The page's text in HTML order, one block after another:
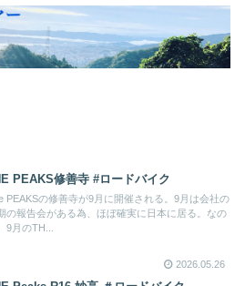
PEAKS修善寺 #ロードバイク
PEAKSの修善寺が9月に開催される。9月は会社の
の報告会がある為、ほぼ確実に日本に居る。なの
9月のTH...
2026.05.26